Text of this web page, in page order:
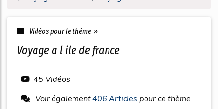
Vidéos pour le thème »
voyage a l ile de france
45 Vidéos
Voir également 406 Articles pour ce thème